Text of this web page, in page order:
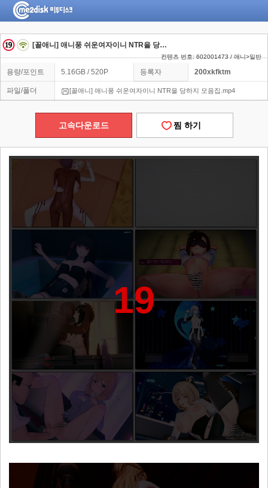
[꼴애니] 애니풍 쉬운여자이니 NTR을 당하지 모음집
컨텐츠 번호: 602001473 / 애니>일반
용량/포인트 5.16GB / 520P 등록자 200xkfktm
파일/폴더 [꼴애니] 애니풍 쉬운여자이니 NTR을 당하지 모음집.mp4
고속다운로드 찜 하기
19